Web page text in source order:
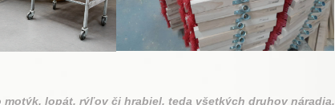
lopát, rýľov či hrabiel, teda všetkých druhov náradia.